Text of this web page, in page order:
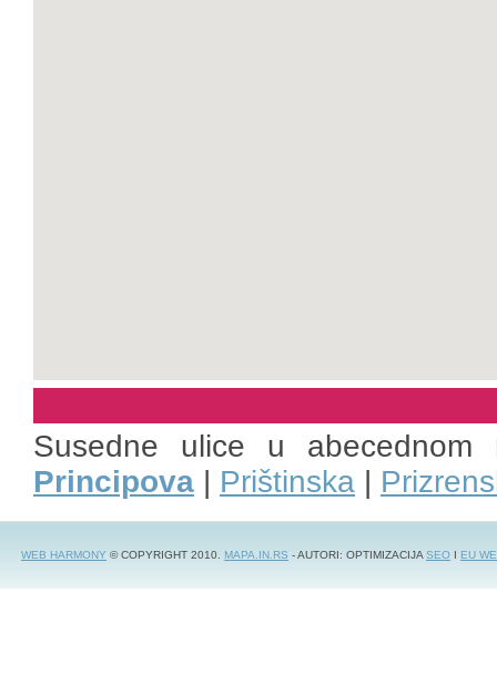
Susedne ulice u
Principova | Prištinska |
WEB HARMONY © COPYRIGHT 2010. MAPA.IN.RS - AUTORI: OPTIMIZACIJASEO I EU